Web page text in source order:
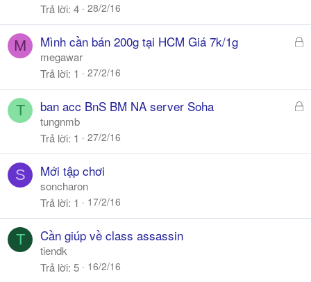
Trả lời 4 28/2/16
M
Đ
h
a
Mình cần bán 200g tại HCM Giá 7k/1g
megawar
Trả lời 1 27/2/16
T
Đ
h
ban acc BnS BM NA server Soha
tungnmb
Trả lời 1 27/2/16
S Mới tập chơi
soncharon
Trả lời 1 17/2/16
T Cần giúp về class assassin
tiendk
Trả lời 5 16/2/16